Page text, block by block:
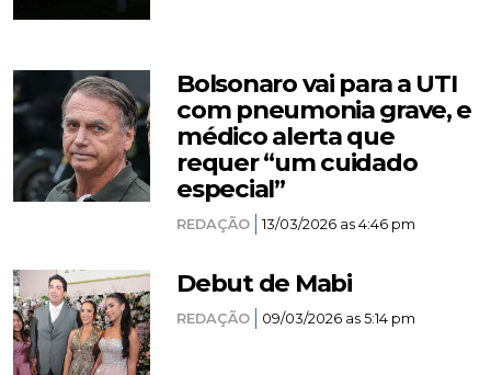
Bolsonaro vai para a UTI
com pneumonia grave, e
médico alerta que
requer “um cuidado
especial”
REDAÇÃO 13/03/2026 as 4:46 pm
Debut de Mabi
REDAÇÃO 09/03/2026 as 5:14 pm